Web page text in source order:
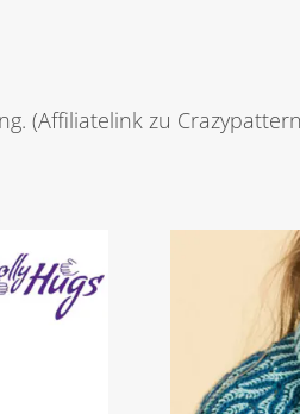
(Affiliatelink zu